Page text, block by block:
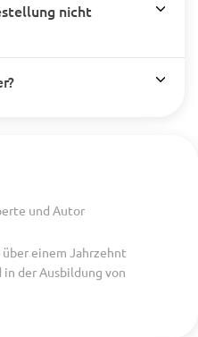
nicht
und Autor
einem Jahrzehnt
in der Ausbildung von